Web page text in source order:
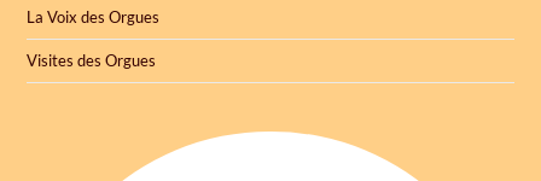
La Voix des Orgues
Visites des Orgues